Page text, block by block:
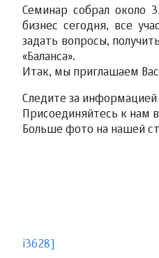
Семинар собрал около
бизнес сегодня, все
задать вопросы,
«Баланса».
Итак, мы приглашаем
Следите за информацией
Присоединяйтесь к нам
Больше фото на нашей
i3628]